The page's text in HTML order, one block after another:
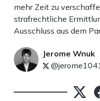
mehr Zeit zu
strafrechtliche
Ausschluss aus dem
Jerome Wnuk